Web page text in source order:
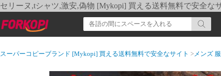
セリーヌ,tシャツ,激安,偽物 [Mykopi] 買える送料無料で安全な
スーパーコピーブランド [Mykopi] 買える送料無料で安全なサイト >メンズ 服